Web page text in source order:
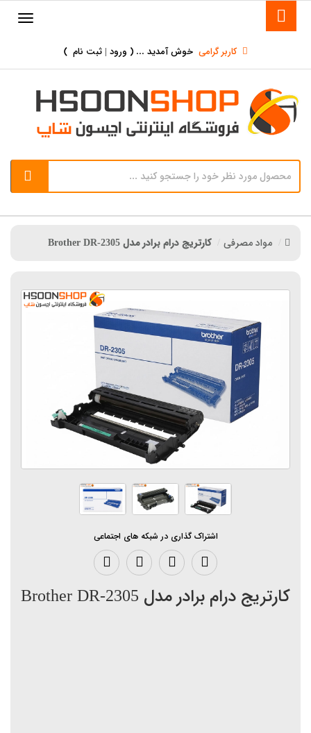
کاربر گرامی خوش آمدید ... ( ورود | ثبت نام )
مواد مصرفی کارتریج درام برادر مدل Brother DR-2305
اشتراک گذاری در شبکه های اجتماعی
کارتریج درام برادر مدل Brother DR-2305